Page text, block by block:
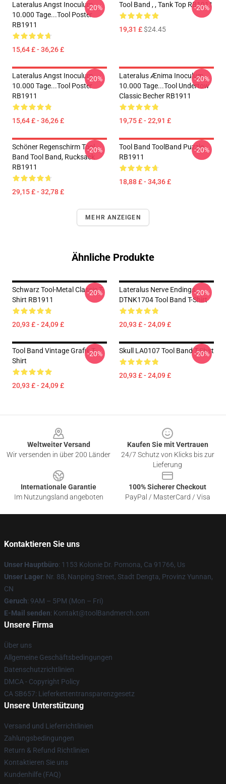
Lateralus Angst Inoculum
10.000 Tage...tool Poster
RB1911
15,64 £ - 36,26 £
-20% Tool Band , , Tank Top RB1911
19,31 £$24.45
-20%
Lateralus Angst Inoculum
10.000 Tage...tool Poster
RB1911
15,64 £ - 36,26 £
-20%
Lateralus Ænima Inoculum
10.000 Tage...tool Undertow
Classic Becher RB1911
19,75 £ - 22,91 £
-20%
Schöner Regenschirm Tool
Band Tool Band, Rucksack
RB1911
29,15 £ - 32,78 £
-20%
Tool Band ToolBand Puzzle
RB1911
18,88 £ - 34,36 £
-20%
MEHR ANZEIGEN
Ähnliche Produkte
Schwarz Tool-Metal Classic T-
Shirt RB1911
20,93 £ - 24,09 £
-20%
Lateralus Nerve Endings
DTNK1704 Tool Band T-Shirt
20,93 £ - 24,09 £
-20%
Tool Band Vintage Grafik T-
Shirt
20,93 £ - 24,09 £
-20% Skull LA0107 Tool Band T-Shirt
20,93 £ - 24,09 £
-20%
Weltweiter Versand
Wir versenden in über 200 Länder
Kaufen Sie mit Vertrauen
24/7 Schutz von Klicks bis zur
Lieferung
Internationale Garantie
Im Nutzungsland angeboten
100% Sicherer Checkout
PayPal / MasterCard / Visa
Kontaktieren Sie uns
Unser Hauptbüro: 1153 Kolonie Dr. Pomona, Ca 91766, Us
Unser Lager: Nr. 88, Nanping Street, Stadt Dengta, Provinz Yunnan,
CN
Geruch: 9AM – 5PM (Mon – Fri)
E-Mail senden: Kontakt@toolBandmerch.com
Unsere Firma
Über uns
Allgemeine Geschäftsbedingungen
Datenschutzrichtlinien
DMCA - Copyright Policy
CA SB657: Lieferkettentransparenzgesetz
Unsere Unterstützung
Versand und Lieferrichtlinien
Zahlungsbedingungen
Return & Refund Richtlinien
Kontaktieren Sie uns
Kundenhilfe (FAQ)